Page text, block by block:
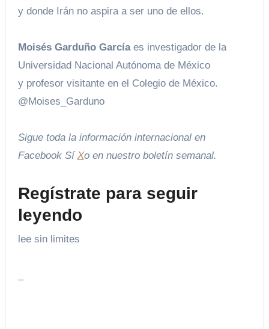
y donde Irán no aspira a ser uno de ellos.
Moisés Garduño Garcíaes investigador de la
Universidad Nacional Autónoma de México
y profesor visitante en el Colegio de México.
@Moises_Garduno
Sigue toda la información internacional en
FacebookSí Xo en nuestro boletín semanal.
Regístrate para seguir
leyendo
lee sin limites